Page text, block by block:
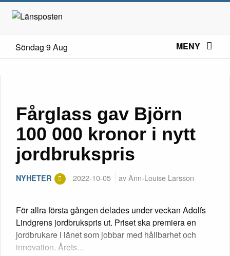
Söndag 9 Aug MENY
Fårglass gav Björn
100 000 kronor i nytt
jordbrukspris
NYHETER 2022-10-05 av Ann-Louise Larsson
För allra första gången delades under veckan Adolfs
Lindgrens jordbrukspris ut. Priset ska premiera en
jordbrukare i länet som jobbar med hållbarhet och
innovation. Årets…